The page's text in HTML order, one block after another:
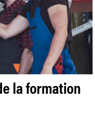
la formation